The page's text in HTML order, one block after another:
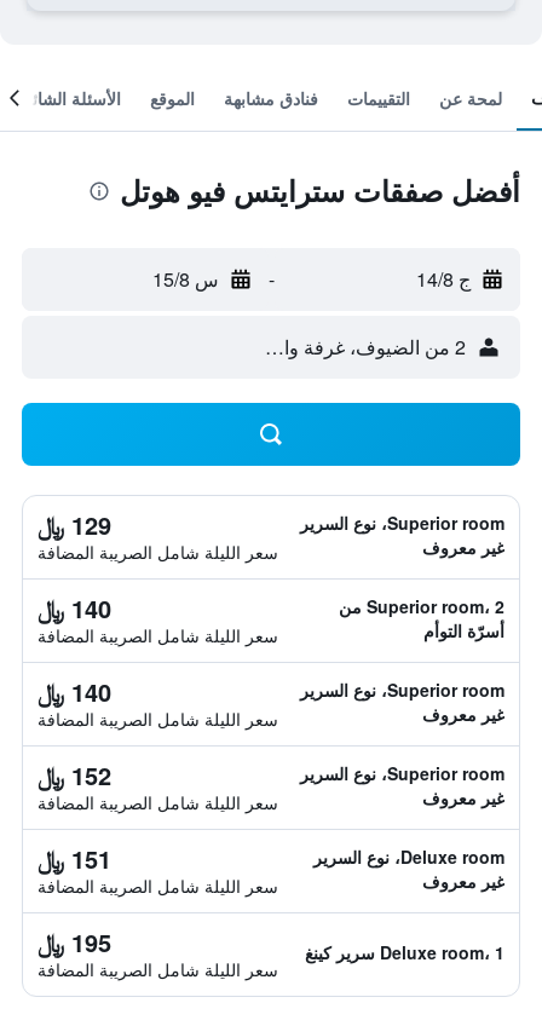
لمحة عن التقييمات فنادق مشابهة الموقع الأسئلة الشائعة
أفضل صفقات سترايتس فيو هوتل
ج 14/8 - س 15/8
2 من الضيوف، غرفة واحدة
Superior room، نوع السرير
غير معروف
129 ﷼
سعر الليلة شامل الصريبة المضافة
Superior room، 2 من
أسرّة التوأم
140 ﷼
سعر الليلة شامل الصريبة المضافة
Superior room، نوع السرير
غير معروف
140 ﷼
سعر الليلة شامل الصريبة المضافة
Superior room، نوع السرير
غير معروف
152 ﷼
سعر الليلة شامل الصريبة المضافة
Deluxe room، نوع السرير
غير معروف
151 ﷼
سعر الليلة شامل الصريبة المضافة
Deluxe room، 1 سرير كينغ 195 ﷼
سعر الليلة شامل الصريبة المضافة